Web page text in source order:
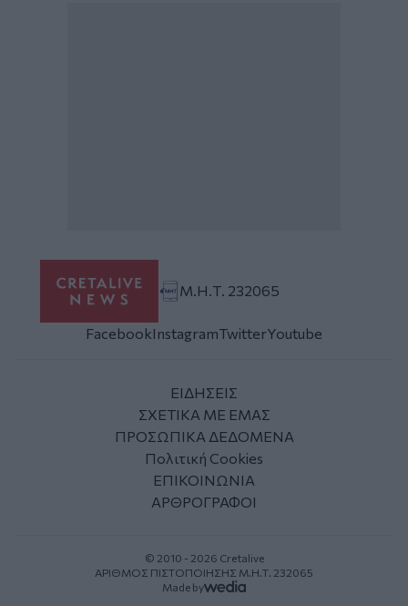
Μ.Η.Τ. 232065
FacebookInstagramTwitterYoutube
ΕΙΔΗΣΕΙΣ
ΣΧΕΤΙΚΑ ΜΕ ΕΜΑΣ
ΠΡΟΣΩΠΙΚΑ ΔΕΔΟΜΕΝΑ
Πολιτική Cookies
ΕΠΙΚΟΙΝΩΝΙΑ
ΑΡΘΡΟΓΡΑΦΟΙ
© 2010 - 2026 Cretalive
ΑΡΙΘΜΟΣ ΠΙΣΤΟΠΟΙΗΣΗΣ Μ.Η.Τ. 232065
Made by